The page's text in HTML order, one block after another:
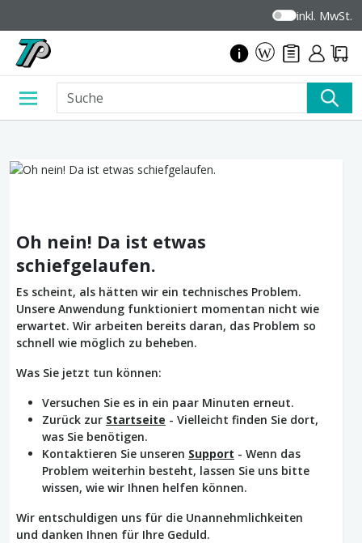
inkl. MwSt.
Oh nein! Da ist etwas
schiefgelaufen.
Es scheint, als hätten wir ein technisches Problem.
Unsere Anwendung funktioniert momentan nicht wie
erwartet. Wir arbeiten bereits daran, das Problem so
schnell wie möglich zu beheben.
Was Sie jetzt tun können:
Versuchen Sie es in ein paar Minuten erneut.
Zurück zur Startseite - Vielleicht finden Sie dort,
was Sie benötigen.
Kontaktieren Sie unseren Support - Wenn das
Problem weiterhin besteht, lassen Sie uns bitte
wissen, wie wir Ihnen helfen können.
Wir entschuldigen uns für die Unannehmlichkeiten
und danken Ihnen für Ihre Geduld.